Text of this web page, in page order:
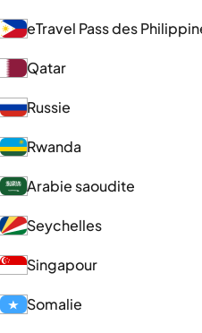
eTravel Pass des
Qatar
Russie
Rwanda
Arabie saoudite
Seychelles
Singapour
Somalie